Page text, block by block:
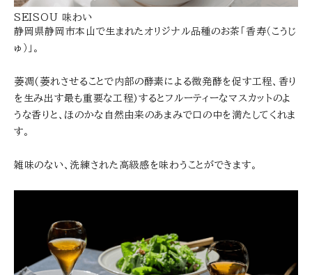
SEISOU 味わい
静岡県静岡市本山で生まれたオリジナル品種のお茶「香寿（こうじ
ゅ）」。
萎凋(萎れさせることで内部の酵素による微発酵を促す工程、香り
を生み出す最も重要な工程)するとフルーティーなマスカットのよ
うな香りと、ほのかな自然由来のあまみで口の中を満たしてくれま
す。
雑味のない、洗練された高級感を味わうことができます。